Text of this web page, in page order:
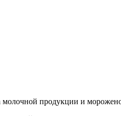
молочной продукции и